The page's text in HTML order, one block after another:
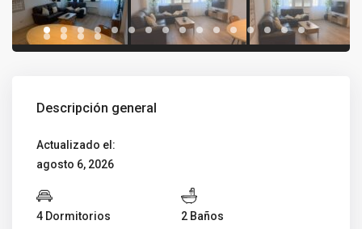
Descripción general
Actualizado el:
agosto 6, 2026
4 Dormitorios 2 Baños